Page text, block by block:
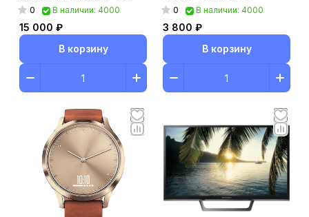
0 В наличии: 4000
15 000 ₽
В корзину
0 В наличии: 4000
3 800 ₽
В корзину